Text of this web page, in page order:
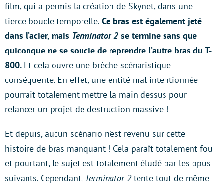
film, qui a permis la création de Skynet, dans une
tierce boucle temporelle. Ce bras est également jeté
dans l’acier, mais Terminator 2 se termine sans que
quiconque ne se soucie de reprendre l’autre bras du T-
800. Et cela ouvre une brèche scénaristique
conséquente. En effet, une entité mal intentionnée
pourrait totalement mettre la main dessus pour
relancer un projet de destruction massive !
Et depuis, aucun scénario n’est revenu sur cette
histoire de bras manquant ! Cela paraît totalement fou
et pourtant, le sujet est totalement éludé par les opus
suivants. Cependant, Terminator 2tente tout de même